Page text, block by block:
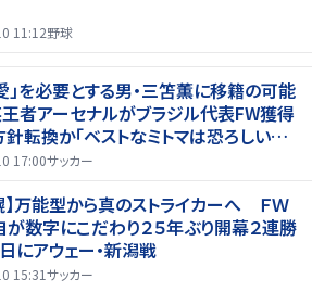
11:12野球
」を必要とする男・三笘薫に移籍の可能
者アーセナルがブラジル代表FW獲得
転換か「ベストなミトマは恐ろしいほ
る」
17:00サッカー
】万能型から真のストライカーへ ＦＷ
数字にこだわり２５年ぶり開幕２連勝
にアウェー・新潟戦
15:31サッカー